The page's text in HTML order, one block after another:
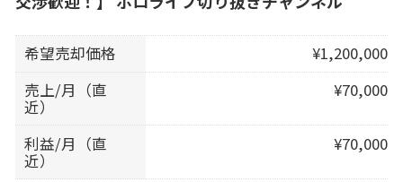
希望売却価格
¥1,200,000
売上/月（直
近）
¥70,000
利益/月（直
近）
¥70,000